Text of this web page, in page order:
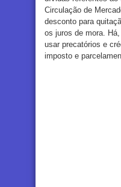
Circulação de
desconto para
os juros de mora.
usar precatórios e
imposto e